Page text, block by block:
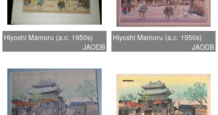
Hiyoshi Mamoru (a.c. 1950s)
JAODB
Hiyoshi Mamoru (a.c. 1950s)
JAODB